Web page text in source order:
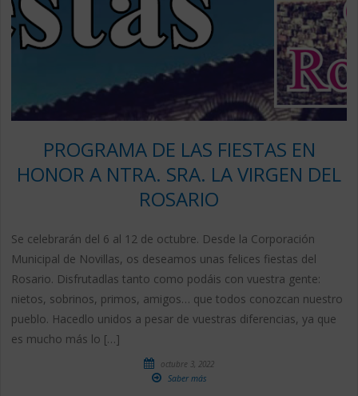
PROGRAMA DE LAS FIESTAS EN
HONOR A NTRA. SRA. LA VIRGEN DEL
ROSARIO
Se celebrarán del 6 al 12 de octubre. Desde la Corporación
Municipal de Novillas, os deseamos unas felices fiestas del
Rosario. Disfrutadlas tanto como podáis con vuestra gente:
nietos, sobrinos, primos, amigos… que todos conozcan nuestro
pueblo. Hacedlo unidos a pesar de vuestras diferencias, ya que
es mucho más lo […]
octubre 3, 2022
Saber más